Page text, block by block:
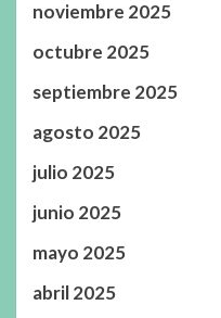
noviembre 2025
octubre 2025
septiembre 2025
agosto 2025
julio 2025
junio 2025
mayo 2025
abril 2025